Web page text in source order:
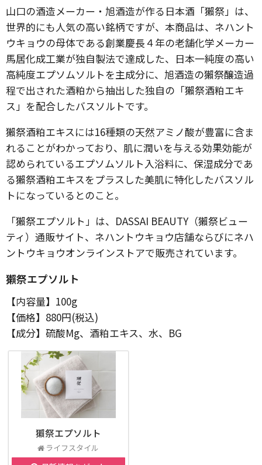
山口の酒造メーカー・旭酒造が作る日本酒「獺祭」は、
世界的にも人気の高い銘柄ですが、本商品は、ネハント
ウキョウの母体である創業慶長４年の老舗化学メーカー
馬居化成工業が独自製法で達成した、日本一純度の高い
高純度エプソムソルトを主成分に、旭酒造の獺祭醸造過
程で出された酒粕から抽出した独自の「獺祭酒粕エキ
ス」を配合したバスソルトです。
獺祭酒粕エキスには16種類の天然アミノ酸が豊富に含ま
れることがわかっており、肌に潤いを与える効果効能が
認められているエプソムソルト入浴料に、保湿成分であ
る獺祭酒粕エキスをプラスした美肌に特化したバスソル
トになっているとのこと。
「獺祭エプソルト」は、DASSAI BEAUTY（獺祭ビュー
ティ）通販サイト、ネハントウキョウ店舗ならびにネハ
ントウキョウオンラインストアで販売されています。
獺祭エプソルト
【内容量】100g
【価格】880円(税込)
【成分】硫酸Mg、酒粕エキス、水、BG
獺祭エプソルト
ライフスタイル